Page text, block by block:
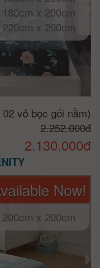
180cm x 200cm
220cm x 200cm
vỏ bọc gối nằm)
2.252.000đ
2.130.000đ
Now!
200cm x 200cm